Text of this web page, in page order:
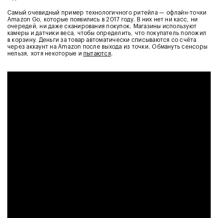
Самый очевидный пример технологичного ритейла — офлайн-точки
Amazon Go, которые появились в 2017 году. В них нет ни касс, ни
очередей, ни даже сканирования покупок. Магазины используют
камеры и датчики веса, чтобы определить, что покупатель положил
в корзину. Деньги за товар автоматически списываются со счёта
через аккаунт на Amazon после выхода из точки. Обмануть сенсоры
нельзя, хотя некоторые и пытаются.